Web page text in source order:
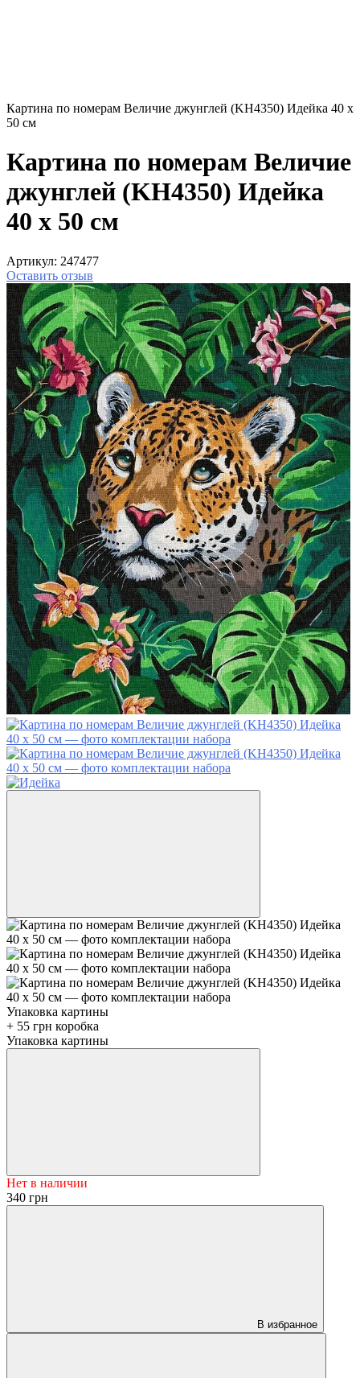
Картина по номерам Величие джунглей (KH4350) Идейка 40 х
50 см
Картина по номерам Величие
джунглей (KH4350) Идейка
40 х 50 см
Артикул: 247477
Оставить отзыв
Упаковка картины
+ 55 грн коробка
Упаковка картины
Нет в наличии
340 грн
В избранное